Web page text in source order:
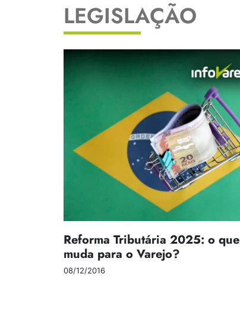
LEGISLAÇÃO
Reforma Tributária 2025: o que
muda para o Varejo?
08/12/2016